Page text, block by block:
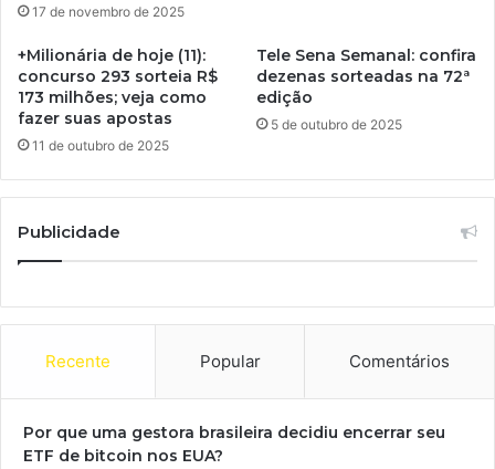
17 de novembro de 2025
+Milionária de hoje (11):
concurso 293 sorteia R$
173 milhões; veja como
fazer suas apostas
11 de outubro de 2025
Tele Sena Semanal: confira
dezenas sorteadas na 72ª
edição
5 de outubro de 2025
Publicidade
Recente Popular Comentários
Por que uma gestora brasileira decidiu encerrar seu
ETF de bitcoin nos EUA?